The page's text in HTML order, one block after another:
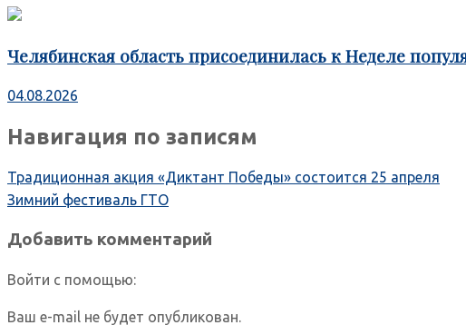
Челябинская область присоединилась к Неделе
04.08.2026
Навигация по записям
Традиционная акция «Диктант Победы» состоится 25 апреля
Зимний фестиваль ГТО
Добавить комментарий
Войти с помощью:
Ваш e-mail не будет опубликован.